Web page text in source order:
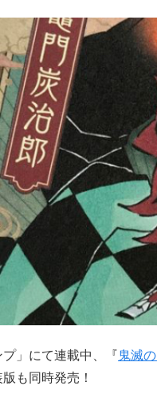
プ」にて連載中、『鬼滅
も同時発売！